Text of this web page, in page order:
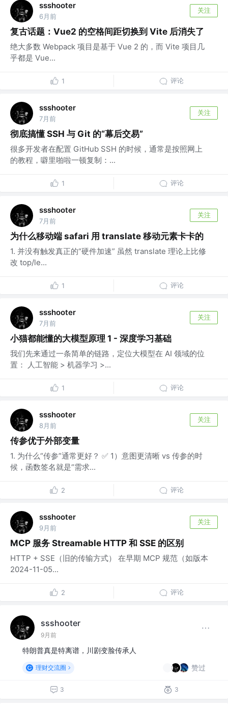
ssshooter
6月前
关注
复古话题：Vue2 的空格间距切换到 Vite 后消失了
绝大多数 Webpack 项目是基于 Vue 2 的，而 Vite 项目几
乎都是 Vue...
1 评论
ssshooter
7月前
关注
彻底搞懂 SSH 与 Git 的“幕后交易”
很多开发者在配置 GitHub SSH 的时候，通常是按照网上
的教程，噼里啪啦一顿复制：...
1 评论
ssshooter
7月前
关注
为什么移动端 safari 用 translate 移动元素卡卡的
1. 并没有触发真正的“硬件加速” 虽然 translate 理论上比修
改 top/le...
1 评论
ssshooter
7月前
关注
小猫都能懂的大模型原理 1 - 深度学习基础
我们先来通过一条简单的链路，定位大模型在 AI 领域的位
置： 人工智能 > 机器学习 >...
1 评论
ssshooter
8月前
关注
传参优于外部变量
1. 为什么“传参”通常更好？ ✅ 1）意图更清晰 vs 传参的时
候，函数签名就是“需求...
2 评论
ssshooter
9月前
关注
MCP 服务 Streamable HTTP 和 SSE 的区别
HTTP + SSE（旧的传输方式） 在早期 MCP 规范（如版本
2024-11-05...
2 评论
ssshooter
9月前
特朗普真是特离谱，川剧变脸传承人
理财交流圈 赞过
3 3